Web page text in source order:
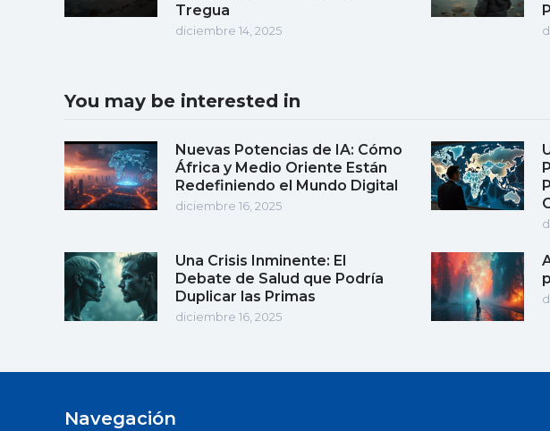
Tregua
diciembre 14, 2025
You may be interested in
Nuevas Potencias de IA: Cómo
África y Medio Oriente Están
Redefiniendo el Mundo Digital
diciembre 16, 2025
Una Crisis Inminente: El
Debate de Salud que Podría
Duplicar las Primas
diciembre 16, 2025
Navegación